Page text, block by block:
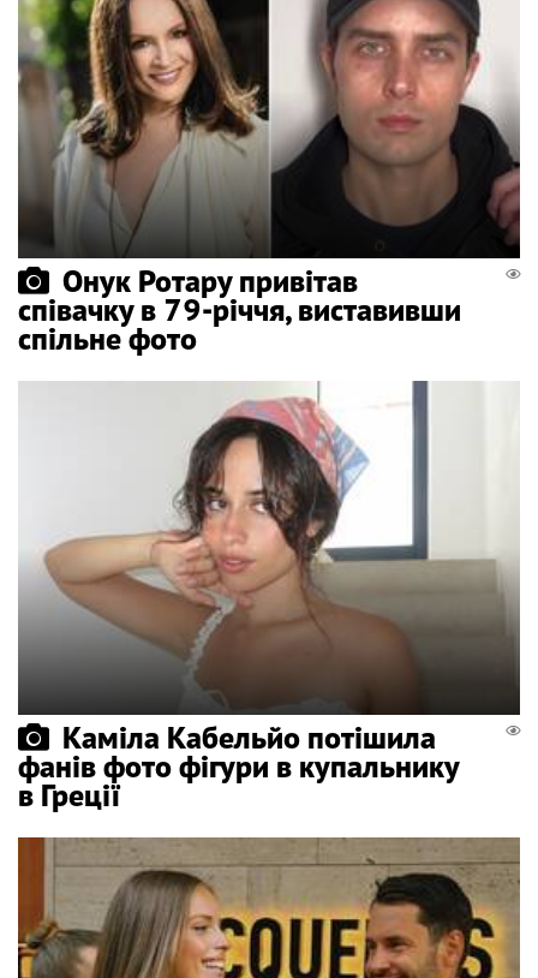
Онук Ротару привітав
співачку в 79-річчя, виставивши
спільне фото
Каміла Кабельйо потішила
фанів фото фігури в купальнику
в Греції